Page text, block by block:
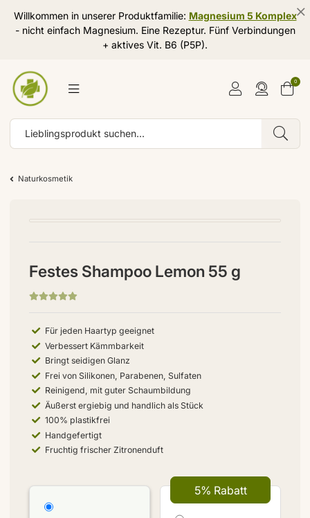
Willkommen in unserer Produktfamilie: Magnesium 5 Komplex
- nicht einfach Magnesium. Eine Rezeptur. Fünf Verbindungen
+ aktives Vit. B6 (P5P).
0
Naturkosmetik
Festes Shampoo Lemon 55 g
Für jeden Haartyp geeignet
Verbessert Kämmbarkeit
Bringt seidigen Glanz
Frei von Silikonen, Parabenen, Sulfaten
Reinigend, mit guter Schaumbildung
Äußerst ergiebig und handlich als Stück
100% plastikfrei
Handgefertigt
Fruchtig frischer Zitronenduft
5% Rabatt